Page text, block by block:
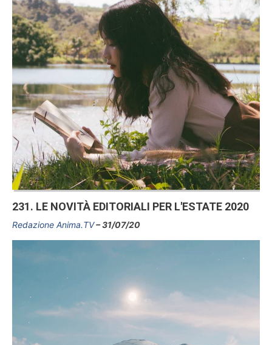
231. LE NOVITÀ EDITORIALI PER L'ESTATE 2020
Redazione Anima.TV 31/07/20